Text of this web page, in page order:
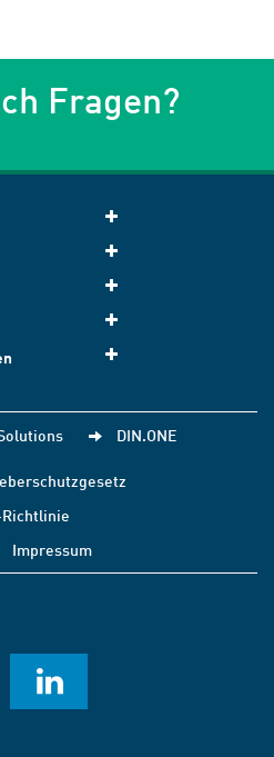
Fragen?
DIN.ONE
Impressum